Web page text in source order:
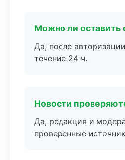
Можно ли оставить
Да, после
течение 24 ч.
Новости
Да, редакция и
проверенные